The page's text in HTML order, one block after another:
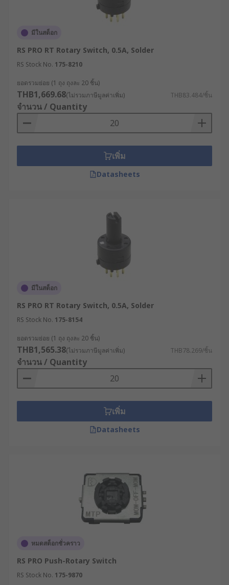
Car dashboards - for selecting different
functions such as the air conditioning or
adjustable fans
To adjust the speed of conveyor belts
To control diagnostic equipment
มีในสต็อก
RS PRO RT Rotary Switch, 0.5A, Solder
RS Stock No. 175-8210
ยอดรวมย่อย (1 ถุง ถุงละ 20 ชิ้น)
THB1,669.68(ไม่รวมภาษีมูลค่าเพิ่ม) THB83.484/ชิ้น
จำนวน / Quantity
เพิ่ม
Datasheets
มีในสต็อก
RS PRO RT Rotary Switch, 0.5A, Solder
RS Stock No. 175-8154
ยอดรวมย่อย (1 ถุง ถุงละ 20 ชิ้น)
THB1,565.38(ไม่รวมภาษีมูลค่าเพิ่ม) THB78.269/ชิ้น
จำนวน / Quantity
เพิ่ม
Datasheets
หมดสต็อกชั่วคราว
RS PRO Push-Rotary Switch
RS Stock No. 175-9870